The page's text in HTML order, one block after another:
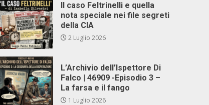
Il caso Feltrinelli e quella
nota speciale nei file segreti
della CIA
2 Luglio 2026
L’Archivio dell’Ispettore Di
Falco | 46909 -Episodio 3 –
La farsa e il fango
1 Luglio 2026